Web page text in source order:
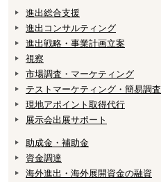
進出総合支援
進出コンサルティング
進出戦略・事業計画立案
視察
市場調査・マーケティング
テストマーケティング・簡易調査
現地アポイント取得代行
展示会出展サポート
助成金・補助金
資金調達
海外進出・海外展開資金の融資